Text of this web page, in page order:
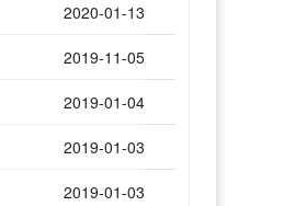
2020-01-13
2019-11-05
2019-01-04
2019-01-03
2019-01-03